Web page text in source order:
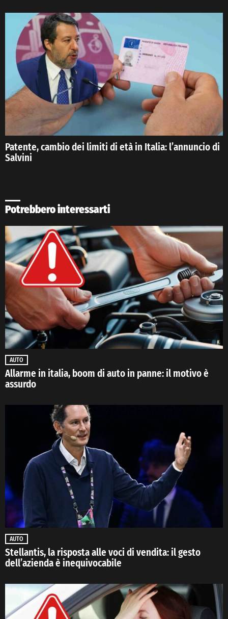
Patente, cambio dei limiti di età in Italia: l’annuncio di
Salvini
Potrebbero interessarti
AUTO
Allarme in italia, boom di auto in panne: il motivo è
assurdo
AUTO
Stellantis, la risposta alle voci di vendita: il gesto
dell’azienda è inequivocabile